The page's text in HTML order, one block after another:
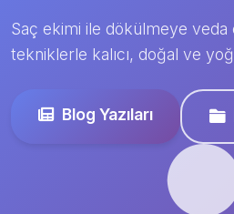
Saç ekimi ile dökülmeye veda
tekniklerle kalıcı, doğal ve
Blog Yazıları